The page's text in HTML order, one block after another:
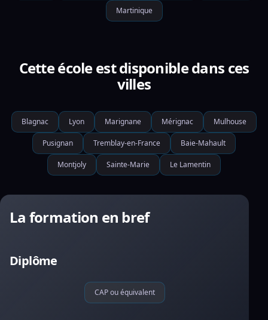
Martinique
Cette école est disponible dans ces
villes
Blagnac Lyon Marignane Mérignac Mulhouse
Pusignan Tremblay-en-France Baie-Mahault
Montjoly Sainte-Marie Le Lamentin
La formation en bref
Diplôme
CAP ou équivalent